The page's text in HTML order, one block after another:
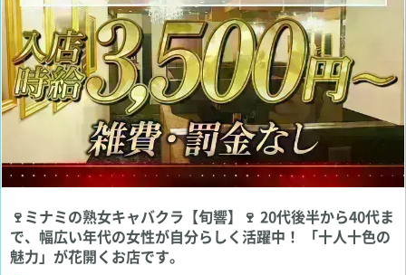
🍷ミナミの熟女キャバクラ【旬響】🍷 20代後半から40代ま
で、幅広い年代の女性が自分らしく活躍中！ 「十人十色の
魅力」が花開くお店です。